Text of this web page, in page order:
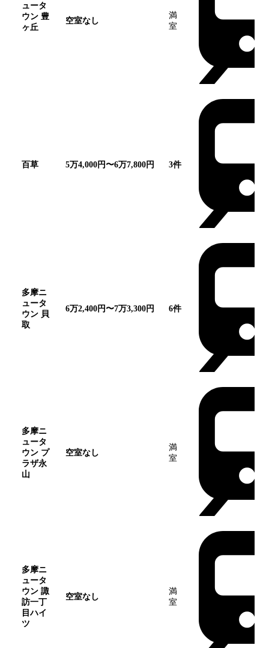
ュータ
ウン 豊
ヶ丘
空室なし
満
室
百草 5万4,000円〜6万7,800円 3件
多摩ニ
ュータ
ウン 貝
取
6万2,400円〜7万3,300円 6件
多摩ニ
ュータ
ウン プ
ラザ永
山
空室なし
満
室
多摩ニ
ュータ
ウン 諏
訪一丁
目ハイ
ツ
空室なし
満
室